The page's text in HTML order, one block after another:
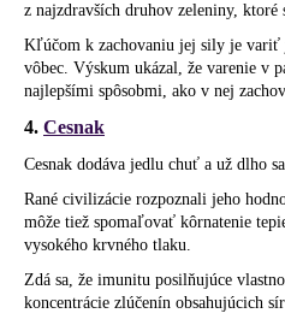
z najzdravších druhov zeleniny, ktoré
Kľúčom k zachovaniu jej sily je variť
vôbec. Výskum ukázal, že varenie v
najlepšími spôsobmi, ako v nej
4. Cesnak
Cesnak dodáva jedlu chuť a už dlho
Rané civilizácie rozpoznali jeho
môže tiež spomaľovať kôrnatenie
vysokého krvného tlaku.
Zdá sa, že imunitu posilňujúce
koncentrácie zlúčenín obsahujúcich